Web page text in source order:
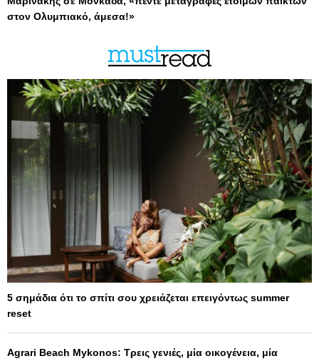
στον Ολυμπιακό, άμεσα!»
5 σημάδια ότι το σπίτι σου χρειάζεται επειγόντως summer
reset
Agrari Beach Mykonos: Τρεις γενιές, μία οικογένεια, μία